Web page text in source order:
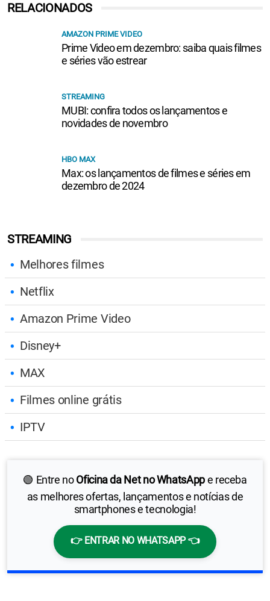
STREAMING
Melhores filmes
Netflix
Amazon Prime Video
Disney+
MAX
Filmes online grátis
IPTV
🟢 Entre noOficina da Net no WhatsAppe receba
as melhores ofertas, lançamentos e notícias de
smartphones e tecnologia!
👉 ENTRAR NO WHATSAPP 👈
RELACIONADOS
AMAZON PRIME VIDEO
Prime Video em dezembro: saiba quais filmes
e séries vão estrear
STREAMING
MUBI: confira todos os lançamentos e
novidades de novembro
HBO MAX
Max: os lançamentos de filmes e séries em
dezembro de 2024